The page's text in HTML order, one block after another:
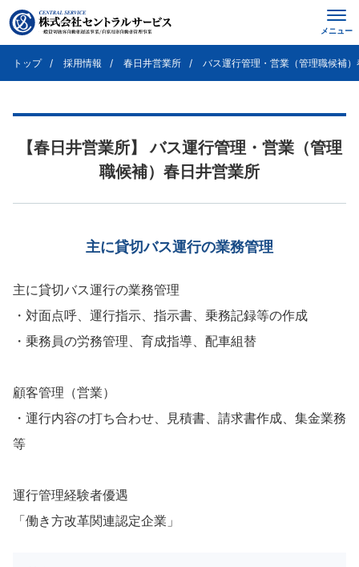
メニュー
トップ 採用情報 春日井営業所 バス運行管理・営業（管理職候補
【春日井営業所】 バス運行管理・営業（管理
職候補）春日井営業所
主に貸切バス運行の業務管理
主に貸切バス運行の業務管理
・対面点呼、運行指示、指示書、乗務記録等の作成
・乗務員の労務管理、育成指導、配車組替
顧客管理（営業）
・運行内容の打ち合わせ、見積書、請求書作成、集金業務
等
運行管理経験者優遇
「働き方改革関連認定企業」